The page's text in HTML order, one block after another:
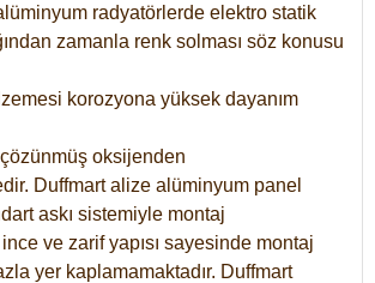
radyatörlerde elektro statik
zamanla renk solması söz konusu
korozyona yüksek dayanım
oksijenden
Duffmart alize alüminyum panel
askı sistemiyle montaj
ve zarif yapısı sayesinde montaj
yer kaplamamaktadır. Duffmart